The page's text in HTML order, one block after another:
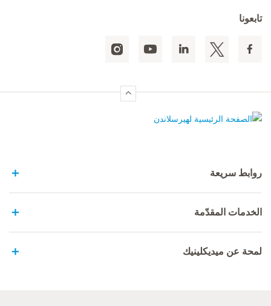
تابعونا
روابط سريعة
الخدمات المقدّمة
لمحة عن ميديكلينيك